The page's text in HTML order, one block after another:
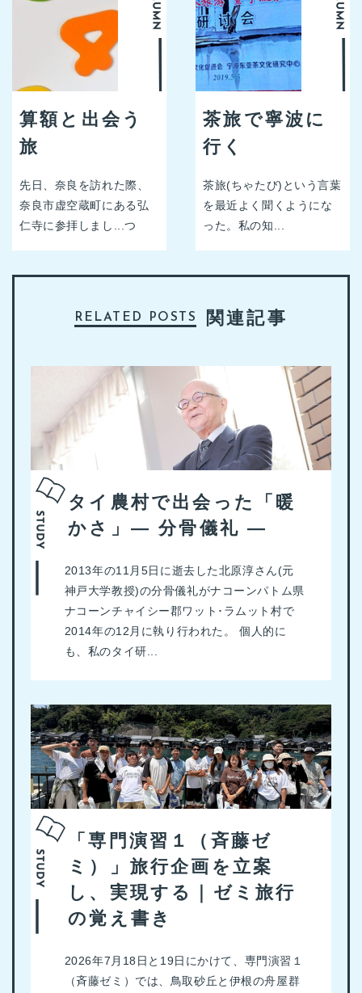
算額と出会う
旅
先日、奈良を訪れた際、
奈良市虚空蔵町にある弘
仁寺に参拝しまし...つ
茶旅で寧波に
行く
茶旅(ちゃたび)という言葉
を最近よく聞くようにな
った。私の知...
RELATED POSTS 関連記事
タイ農村で出会った「暖
かさ」― 分骨儀礼 ―
2013年の11月5日に逝去した北原淳さん(元
神戸大学教授)の分骨儀礼がナコーンパトム県
ナコーンチャイシー郡ワット･ラムット村で
2014年の12月に執り行われた。 個人的に
も、私のタイ研...
「専門演習１（斉藤ゼ
ミ）」旅行企画を立案
し、実現する｜ゼミ旅行
の覚え書き
2026年7月18日と19日にかけて、専門演習１
（斉藤ゼミ）では、鳥取砂丘と伊根の舟屋群